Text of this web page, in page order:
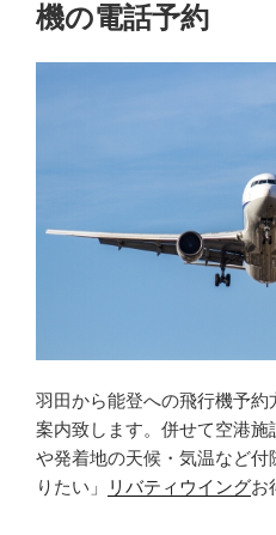
機の電話予約
羽田から能登への飛行機予
案内致します。併せて空港
や発着地の天候・気温など
りたい」
リバティウイングお